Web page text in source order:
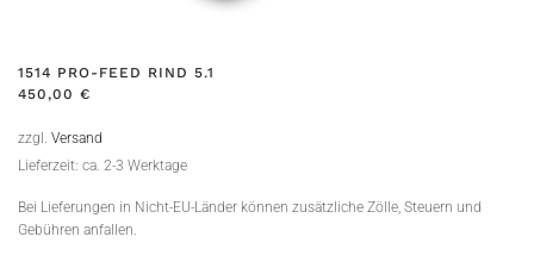
1514 PRO-FEED RIND 5.1
450,00 €
zzgl. Versand
Lieferzeit: ca. 2-3 Werktage
Bei Lieferungen in Nicht-EU-Länder können zusätzliche Zölle, Steuern und
Gebühren anfallen.